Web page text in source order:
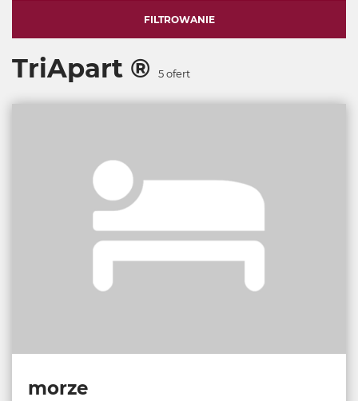
FILTROWANIE
TriApart ® 5 ofert
morze